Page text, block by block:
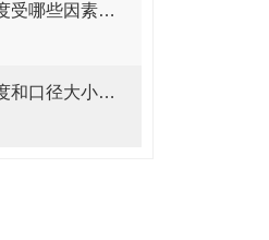
电磁流量计的测量精度受哪些因素影响?
电磁流量计的测量精度和口径大小的关系是什么?